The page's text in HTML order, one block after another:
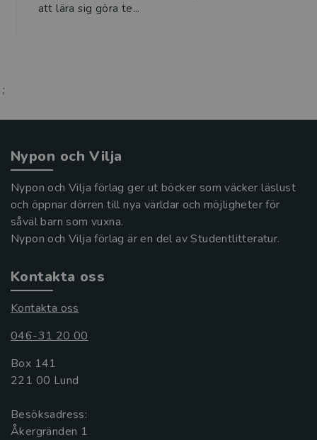
att lära sig göra te...
;
Nypon och Vilja
Nypon och Vilja förlag ger ut böcker som väcker läslust
och öppnar dörren till nya världar och möjligheter för
såväl barn som vuxna.
Nypon och Vilja förlag är en del av Studentlitteratur.
Kontakta oss
Kontakta oss
046-31 20 00
Box 141
221 00 Lund
Besöksadress:
Åkergränden 1